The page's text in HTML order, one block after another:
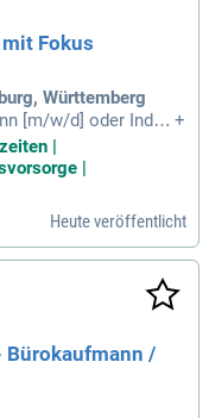
Fokus
Württemberg
[m/w/d] oder Indus
Studium mi
Sie Berufserfahrung
HR-Admi
+
|
|
Heute veröffentlicht
Bürokaufmann /